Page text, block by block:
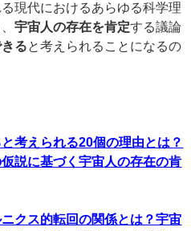
現代におけるあらゆる科学理
宇宙人の存在を肯定する議論
ると考えられることになるの
考えられる20個の理由とは？
説に基づく宇宙人の存在の肯
クス的転回の関係とは？宇宙